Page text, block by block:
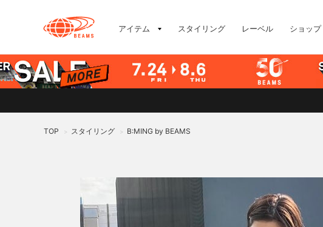
アイテム スタイリング レーベル ショップ
TOP > スタイリング > B:MING by BEAMS